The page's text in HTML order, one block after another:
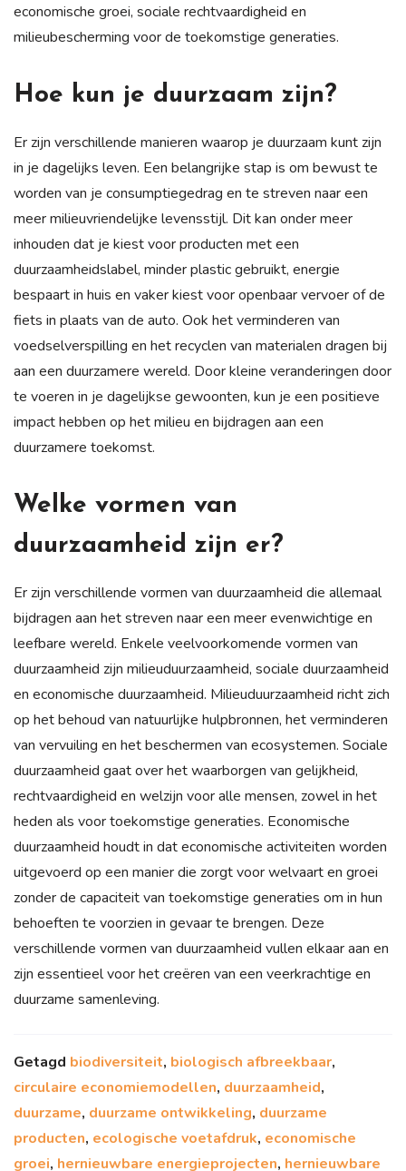
economische groei, sociale rechtvaardigheid en
milieubescherming voor de toekomstige generaties.
Hoe kun je duurzaam zijn?
Er zijn verschillende manieren waarop je duurzaam kunt zijn
in je dagelijks leven. Een belangrijke stap is om bewust te
worden van je consumptiegedrag en te streven naar een
meer milieuvriendelijke levensstijl. Dit kan onder meer
inhouden dat je kiest voor producten met een
duurzaamheidslabel, minder plastic gebruikt, energie
bespaart in huis en vaker kiest voor openbaar vervoer of de
fiets in plaats van de auto. Ook het verminderen van
voedselverspilling en het recyclen van materialen dragen bij
aan een duurzamere wereld. Door kleine veranderingen door
te voeren in je dagelijkse gewoonten, kun je een positieve
impact hebben op het milieu en bijdragen aan een
duurzamere toekomst.
Welke vormen van
duurzaamheid zijn er?
Er zijn verschillende vormen van duurzaamheid die allemaal
bijdragen aan het streven naar een meer evenwichtige en
leefbare wereld. Enkele veelvoorkomende vormen van
duurzaamheid zijn milieuduurzaamheid, sociale duurzaamheid
en economische duurzaamheid. Milieuduurzaamheid richt zich
op het behoud van natuurlijke hulpbronnen, het verminderen
van vervuiling en het beschermen van ecosystemen. Sociale
duurzaamheid gaat over het waarborgen van gelijkheid,
rechtvaardigheid en welzijn voor alle mensen, zowel in het
heden als voor toekomstige generaties. Economische
duurzaamheid houdt in dat economische activiteiten worden
uitgevoerd op een manier die zorgt voor welvaart en groei
zonder de capaciteit van toekomstige generaties om in hun
behoeften te voorzien in gevaar te brengen. Deze
verschillende vormen van duurzaamheid vullen elkaar aan en
zijn essentieel voor het creëren van een veerkrachtige en
duurzame samenleving.
Getagd biodiversiteit, biologisch afbreekbaar,
circulaire economiemodellen, duurzaamheid,
duurzame, duurzame ontwikkeling, duurzame
producten, ecologische voetafdruk, economische
groei, hernieuwbare energieprojecten, hernieuwbare